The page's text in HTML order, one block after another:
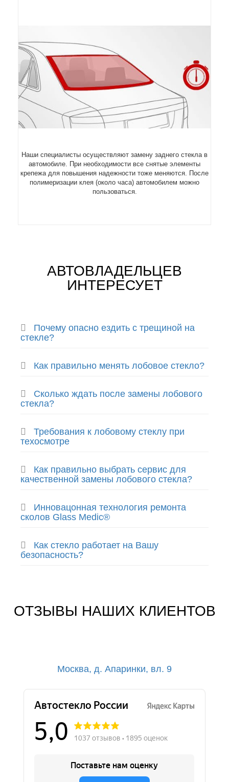
Наши специалисты осуществляют замену заднего стекла в
автомобиле. При необходимости все снятые элементы
крепежа для повышения надежности тоже меняются. После
полимеризации клея (около часа) автомобилем можно
пользоваться.
АВТОВЛАДЕЛЬЦЕВ
ИНТЕРЕСУЕТ
Почему опасно ездить с трещиной на
стекле?
Как правильно менять лобовое стекло?
Сколько ждать после замены лобового
стекла?
Требования к лобовому стеклу при
техосмотре
Как правильно выбрать сервис для
качественной замены лобового стекла?
Инновацонная технология ремонта
сколов Glass Medic®
Как стекло работает на Вашу
безопасность?
ОТЗЫВЫ НАШИХ КЛИЕНТОВ
Москва, д. Апаринки, вл. 9